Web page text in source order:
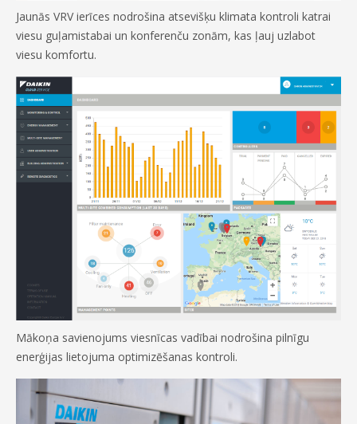
Jaunās VRV ierīces nodrošina atsevišķu klimata kontroli katrai
viesu guļamistabai un konferenču zonām, kas ļauj uzlabot
viesu komfortu.
Mākoņa savienojums viesnīcas vadībai nodrošina pilnīgu
enerģijas lietojuma optimizēšanas kontroli.